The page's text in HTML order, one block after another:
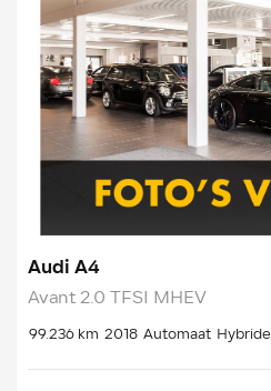
Audi A4
Avant 2.0 TFSI MHEV
99.236 km 2018 Automaat Hybride